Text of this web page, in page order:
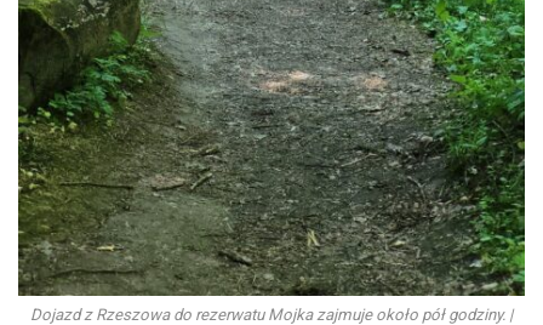
Dojazd z Rzeszowa do rezerwatu Mojka zajmuje około pół godziny. |